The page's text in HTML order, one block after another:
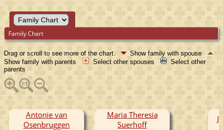
Family Chart
Drag or scroll to see more of the chart.
Show family with spouse
Show family with parents
Select other spouses
Select other
parents
Antonie van
Osenbruggen
Maria Theresia
Suerhoff